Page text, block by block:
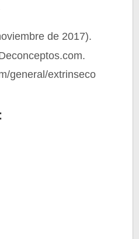
de 2017).
general/extrinseco